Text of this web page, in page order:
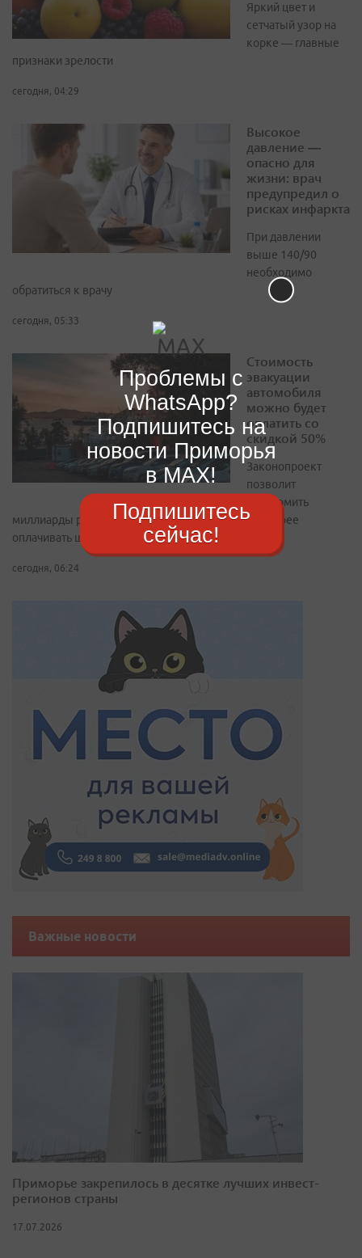
Яркий цвет и
сетчатый узор на
корке — главные
признаки зрелости
сегодня, 04:29
Высокое
давление —
опасно для
жизни: врач
предупредил о
рисках инфаркта
При давлении
выше 140/90
необходимо
обратиться к врачу
сегодня, 05:33
Стоимость
эвакуации
автомобиля
можно будет
оплатить со
скидкой 50%
Законопроект
позволит
сэкономить
миллиарды рублей и стимулирует водителей быстрее
оплачивать штрафы
сегодня, 06:24
Важные новости
Приморье закрепилось в десятке лучших инвест-
регионов страны
17.07.2026
Проблемы с
WhatsApp?
Подпишитесь на
новости Приморья
в MAX!
Подпишитесь
сейчас!